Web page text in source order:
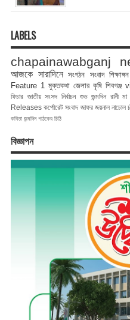
LABELS
chapainawabganj
আজকে সারাদিনে সংগঠন সংবাদ শিক্ষাঙ্গন
Feature 1 মুক্তকথা জেলার কৃষি শিবগঞ্জ
ফিচার জাতীয় সংসদ নির্বাচন শুভ জন্মদিন রানী মা
Releases কর্পোরেট সংবাদ জাফর জয়নাল নাচোল
কবিতা জন্মদিন পাঠকের চিঠি
বিজ্ঞাপন